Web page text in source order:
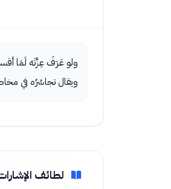
ولو عَرَفَ عِزَّتَه لَمَا
ويقال تجاسُرُه في
لطائف